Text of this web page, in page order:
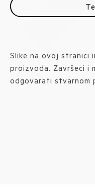
Slike na ovoj stranici
proizvoda. Završeci i
odgovarati stvarnom